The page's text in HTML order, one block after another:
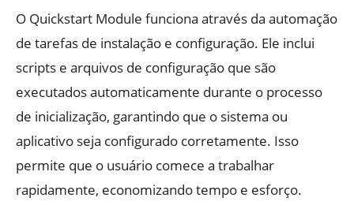
O Quickstart Module funciona através da automação
de tarefas de instalação e configuração. Ele inclui
scripts e arquivos de configuração que são
executados automaticamente durante o processo
de inicialização, garantindo que o sistema ou
aplicativo seja configurado corretamente. Isso
permite que o usuário comece a trabalhar
rapidamente, economizando tempo e esforço.